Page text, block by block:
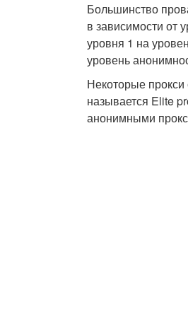
Большинство
в зависимости от
уровня 1 на
уровень
Некоторые
называется Elite
анонимными